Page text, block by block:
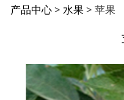
苹果
产品中心> 水果 > 苹果